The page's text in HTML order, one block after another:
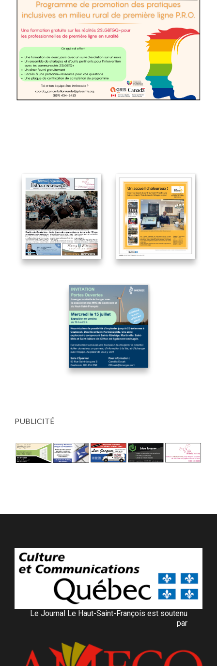
PUBLICITÉ
Le Journal Le Haut-Saint-François est soutenu
par